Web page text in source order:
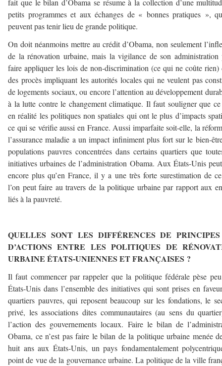
fait que le bilan d’Obama se résume à la collection d’une
petits programmes et aux échanges de « bonnes pratiques »,
peuvent pas tenir lieu de grande politique.
On doit néanmoins mettre au crédit d’Obama, non seulement
de la rénovation urbaine, mais la vigilance de son administration
faire appliquer les lois de non-discrimination (ce qui ne coûte rien)
des procès impliquant les autorités locales qui ne veulent pas
de logements sociaux, ou encore l’attention au développement
à la lutte contre le changement climatique. Il faut souligner que
en réalité les politiques non spatiales qui ont le plus d’impacts
ce qui se vérifie aussi en France. Aussi imparfaite soit-elle, la
l’assurance maladie a un impact infiniment plus fort sur le bien-
populations pauvres concentrées dans certains quartiers que
initiatives urbaines de l’administration Obama. Aux États-Unis
encore plus qu’en France, il y a une très forte surestimation de
l’on peut faire au travers de la politique urbaine par rapport aux
liés à la pauvreté.
QUELLES SONT LES DIFFÉRENCES DE
D’ACTIONS ENTRE LES POLITIQUES DE
URBAINE ÉTATS-UNIENNES ET FRANÇAISES ?
Il faut commencer par rappeler que la politique fédérale pèse
États-Unis dans l’ensemble des initiatives qui sont prises en
quartiers pauvres, qui reposent beaucoup sur les fondations, le
privé, les associations dites communautaires (au sens du
l’action des gouvernements locaux. Faire le bilan de
Obama, ce n’est pas faire le bilan de la politique urbaine menée
huit ans aux États-Unis, un pays fondamentalement
point de vue de la gouvernance urbaine. La politique de la ville